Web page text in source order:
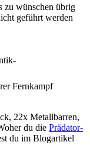
zu wünschen übrig
geführt werden
Fernkampf
22x Metallbarren,
du die Prädator-
du im Blogartikel